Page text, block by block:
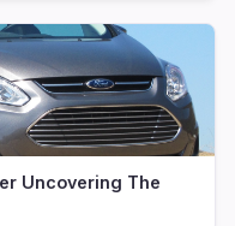
Uncovering The